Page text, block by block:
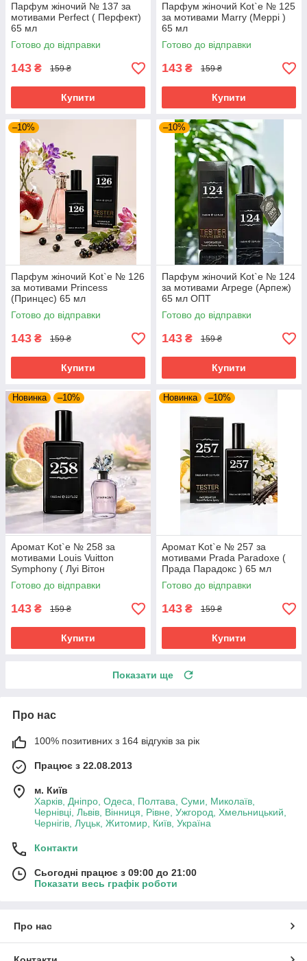
Парфум жіночий № 137 за
мотивами Perfect ( Перфект)
65 мл
Готово до відправки
143 ₴ 159 ₴
Купити
Парфум жіночий Kot`e № 125
за мотивами Marry (Меррі )
65 мл
Готово до відправки
143 ₴ 159 ₴
Купити
–10%
Парфум жіночий Kot`e № 126
за мотивами Princess
(Принцес) 65 мл
Готово до відправки
143 ₴ 159 ₴
Купити
–10%
Парфум жіночий Kot`e № 124
за мотивами Arpege (Арпеж)
65 мл ОПТ
Готово до відправки
143 ₴ 159 ₴
Купити
Новинка –10%
Аромат Kot`e № 258 за
мотивами Louis Vuitton
Symphony ( Луі Вітон
Симфонія) 65 мл
Готово до відправки
143 ₴ 159 ₴
Купити
Новинка –10%
Аромат Kot`e № 257 за
мотивами Prada Paradoxe (
Прада Парадокс ) 65 мл
Готово до відправки
143 ₴ 159 ₴
Купити
Показати ще
Про нас
100% позитивних з 164 відгуків за рік
Працює з 22.08.2013
м. Київ
Харків, Дніпро, Одеса, Полтава, Суми, Миколаїв,
Чернівці, Львів, Вінниця, Рівне, Ужгород, Хмельницький,
Чернігів, Луцьк, Житомир, Київ, Україна
Контакти
Сьогодні працює з 09:00 до 21:00
Показати весь графік роботи
Про нас